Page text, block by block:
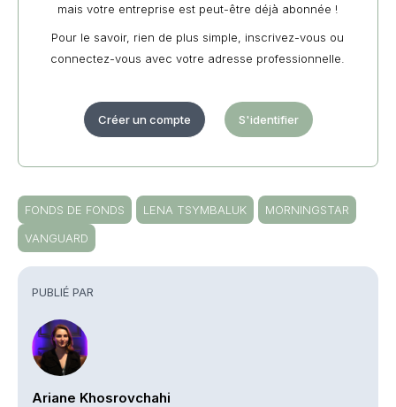
PUBLIÉ PAR
Ariane Khosrovchahi
mais votre entreprise est peut-être déjà abonnée !
Pour le savoir, rien de plus simple, inscrivez-vous ou
connectez-vous avec votre adresse professionnelle.
Créer un compte S'identifier
FONDS DE FONDS LENA TSYMBALUK
MORNINGSTAR
VANGUARD